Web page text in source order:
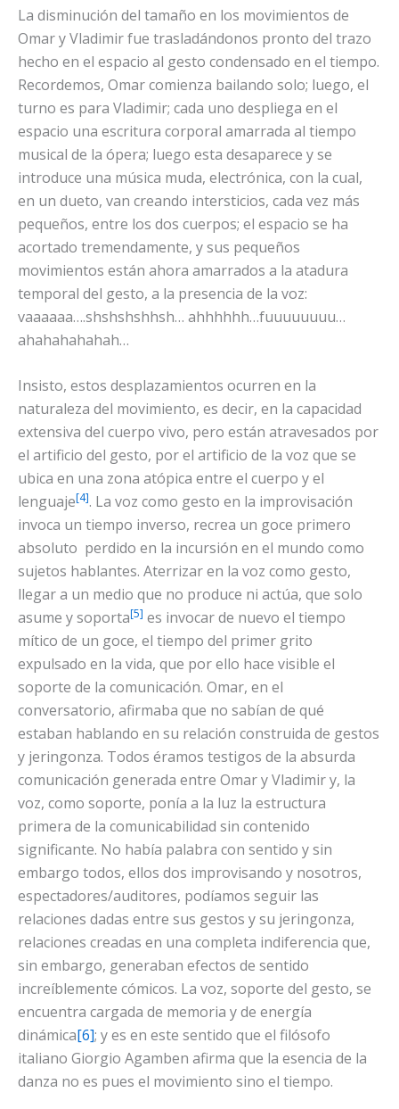
La disminución del tamaño en los movimientos de
Omar y Vladimir fue trasladándonos pronto del trazo
hecho en el espacio al gesto condensado en el tiempo.
Recordemos, Omar comienza bailando solo; luego, el
turno es para Vladimir; cada uno despliega en el
espacio una escritura corporal amarrada al tiempo
musical de la ópera; luego esta desaparece y se
introduce una música muda, electrónica, con la cual,
en un dueto, van creando intersticios, cada vez más
pequeños, entre los dos cuerpos; el espacio se ha
acortado tremendamente, y sus pequeños
movimientos están ahora amarrados a la atadura
temporal del gesto, a la presencia de la voz:
vaaaaaa….shshshshhsh… ahhhhhh…fuuuuuuuu…
ahahahahahah…
Insisto, estos desplazamientos ocurren en la
naturaleza del movimiento, es decir, en la capacidad
extensiva del cuerpo vivo, pero están atravesados por
el artificio del gesto, por el artificio de la voz que se
ubica en una zona atópica entre el cuerpo y el
lenguaje[4]. La voz como gesto en la improvisación
invoca un tiempo inverso, recrea un goce primero
absoluto perdido en la incursión en el mundo como
sujetos hablantes. Aterrizar en la voz como gesto,
llegar a un medio que no produce ni actúa, que solo
asume y soporta[5] es invocar de nuevo el tiempo
mítico de un goce, el tiempo del primer grito
expulsado en la vida, que por ello hace visible el
soporte de la comunicación. Omar, en el
conversatorio, afirmaba que no sabían de qué
estaban hablando en su relación construida de gestos
y jeringonza. Todos éramos testigos de la absurda
comunicación generada entre Omar y Vladimir y, la
voz, como soporte, ponía a la luz la estructura
primera de la comunicabilidad sin contenido
significante. No había palabra con sentido y sin
embargo todos, ellos dos improvisando y nosotros,
espectadores/auditores, podíamos seguir las
relaciones dadas entre sus gestos y su jeringonza,
relaciones creadas en una completa indiferencia que,
sin embargo, generaban efectos de sentido
increíblemente cómicos. La voz, soporte del gesto, se
encuentra cargada de memoria y de energía
dinámica[6]; y es en este sentido que el filósofo
italiano Giorgio Agamben afirma que la esencia de la
danza no es pues el movimiento sino el tiempo.